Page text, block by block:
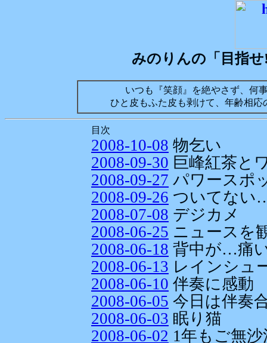
みのりんの「目指
いつも『笑顔』を絶やさず、何
ひと皮もふた皮も剥けて、年齢相
目次
2008-10-08 物乞い
2008-09-30 巨峰紅茶と
2008-09-27 パワースポ
2008-09-26 ついてない
2008-07-08 デジカメ
2008-06-25 ニュースを
2008-06-18 背中が…痛
2008-06-13 レインシュ
2008-06-10 伴奏に感動
2008-06-05 今日は伴奏
2008-06-03 眠り猫
2008-06-02 1年もご無